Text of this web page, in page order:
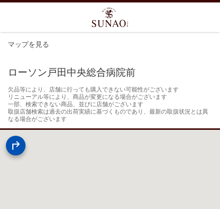
マップを見る
ローソン戸田中央総合病院前
欠品等により、店舗に行っても購入できない可能性がございます
リニューアル等により、商品が変更になる場合がございます
一部、検索できない商品、並びに店舗がございます
取扱店舗検索は過去の出荷実績に基づくものであり、最新の取扱状況とは異
なる場合がございます